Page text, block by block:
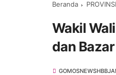
Beranda
Wakil
dan